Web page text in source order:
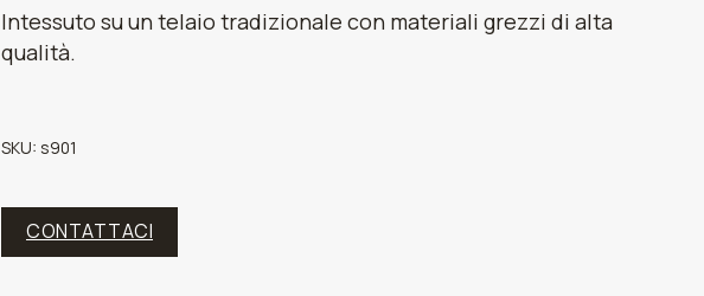
Intessuto su un telaio tradizionale con materiali grezzi di alta
qualità.
SKU: s901
CONTATTACI